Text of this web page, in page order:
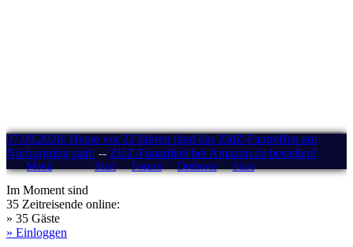
07.08.2026: Heute vor 22 Jahren fand das ZidZ-Fantreffen am
Nürburgring statt! -- ZidZ-Fanartikel bei Amazon.de bestellen!
Menü Start Forum Drehorte Stars
Im Moment sind
35 Zeitreisende online:
» 35 Gäste
» Einloggen